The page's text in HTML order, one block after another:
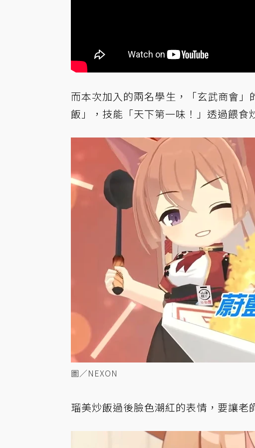
而本次加入的兩名學生，「玄武商會
飯」，技能「天下第一味！」透過餵食
圖／NEXON
瑠美炒飯過後臉色潮紅的表情，要讓老